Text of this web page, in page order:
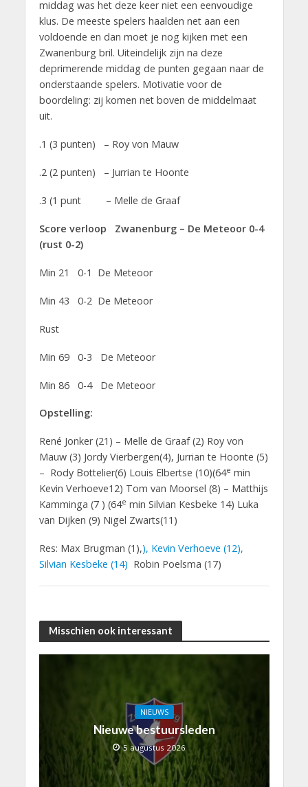
middag was het deze keer niet een eenvoudige
klus. De meeste spelers haalden net aan een
voldoende en dan moet je nog kijken met een
Zwanenburg bril. Uiteindelijk zijn na deze
deprimerende middag de punten gegaan naar de
onderstaande spelers. Motivatie voor de
boordeling: zij komen net boven de middelmaat
uit.
.1 (3 punten) – Roy von Mauw
.2 (2 punten) – Jurrian te Hoonte
.3 (1 punt – Melle de Graaf
Score verloop Zwanenburg – De Meteoor 0-4
(rust 0-2)
Min 21 0-1 De Meteoor
Min 43 0-2 De Meteoor
Rust
Min 69 0-3 De Meteoor
Min 86 0-4 De Meteoor
Opstelling:
René Jonker (21) – Melle de Graaf (2) Roy von
Mauw (3) Jordy Vierbergen(4), Jurrian te Hoonte (5)
– Rody Bottelier(6) Louis Elbertse (10)(64e min
Kevin Verhoeve12) Tom van Moorsel (8) – Matthijs
Kamminga (7 ) (64e min Silvian Kesbeke 14) Luka
van Dijken (9) Nigel Zwarts(11)
Res: Max Brugman (1),), Kevin Verhoeve (12),
Silvian Kesbeke (14) Robin Poelsma (17)
Misschien ook interessant
NIEUWS
Nieuwe bestuursleden
5 augustus 2026